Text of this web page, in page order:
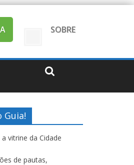
SOBRE
Guia!
vitrine da Cidade
de pautas,